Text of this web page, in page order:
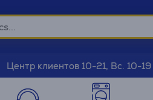
Центр клиентов 10-21, Вс. 10-19